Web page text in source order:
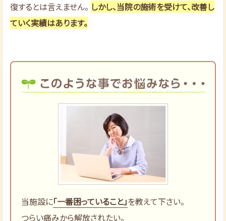
復するとは言えません。 しかし、当院の施術を受けて、改善し
ていく実績はあります。
当施設に「一番困っていること」を教えて下さい。
つらい痛みから解放されたい。